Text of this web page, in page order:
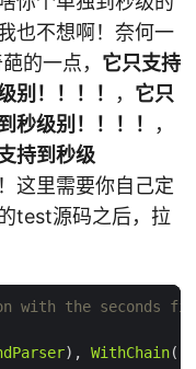
也不想啊！奈何一
的一点， 它只支持
别！！！！
， 它只
秒级别！！！！
，
持到秒级
这里需要你自己定
test源码之后，拉
with the seconds
), WithChain